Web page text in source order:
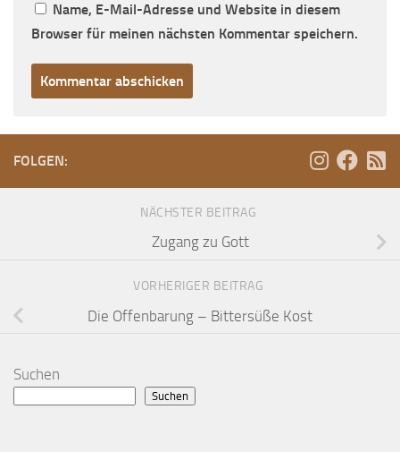
Name, E-Mail-Adresse und Website in diesem
Browser für meinen nächsten Kommentar speichern.
FOLGEN:
NÄCHSTER BEITRAG
Zugang zu Gott
VORHERIGER BEITRAG
Die Offenbarung – Bittersüße Kost
Suchen
Suchen